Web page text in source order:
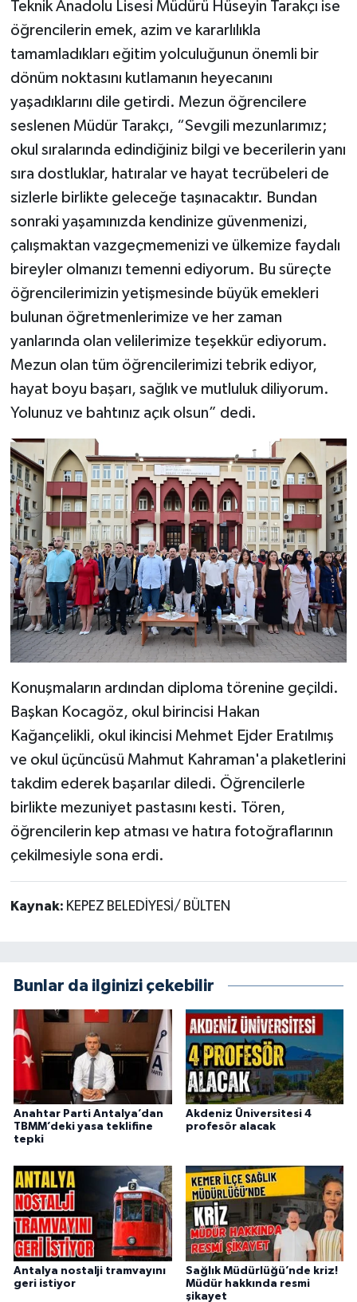
Teknik Anadolu Lisesi Müdürü Hüseyin Tarakçı ise
öğrencilerin emek, azim ve kararlılıkla
tamamladıkları eğitim yolculuğunun önemli bir
dönüm noktasını kutlamanın heyecanını
yaşadıklarını dile getirdi. Mezun öğrencilere
seslenen Müdür Tarakçı, “Sevgili mezunlarımız;
okul sıralarında edindiğiniz bilgi ve becerilerin yanı
sıra dostluklar, hatıralar ve hayat tecrübeleri de
sizlerle birlikte geleceğe taşınacaktır. Bundan
sonraki yaşamınızda kendinize güvenmenizi,
çalışmaktan vazgeçmemenizi ve ülkemize faydalı
bireyler olmanızı temenni ediyorum. Bu süreçte
öğrencilerimizin yetişmesinde büyük emekleri
bulunan öğretmenlerimize ve her zaman
yanlarında olan velilerimize teşekkür ediyorum.
Mezun olan tüm öğrencilerimizi tebrik ediyor,
hayat boyu başarı, sağlık ve mutluluk diliyorum.
Yolunuz ve bahtınız açık olsun” dedi.
Konuşmaların ardından diploma törenine geçildi.
Başkan Kocagöz, okul birincisi Hakan
Kağançelikli, okul ikincisi Mehmet Ejder Eratılmış
ve okul üçüncüsü Mahmut Kahraman'a plaketlerini
takdim ederek başarılar diledi. Öğrencilerle
birlikte mezuniyet pastasını kesti. Tören,
öğrencilerin kep atması ve hatıra fotoğraflarının
çekilmesiyle sona erdi.
Kaynak: KEPEZ BELEDİYESİ/ BÜLTEN
Bunlar da ilginizi çekebilir
Anahtar Parti Antalya’dan
TBMM’deki yasa teklifine
tepki
Akdeniz Üniversitesi 4
profesör alacak
Antalya nostalji tramvayını
geri istiyor
Sağlık Müdürlüğü’nde kriz!
Müdür hakkında resmi
şikayet